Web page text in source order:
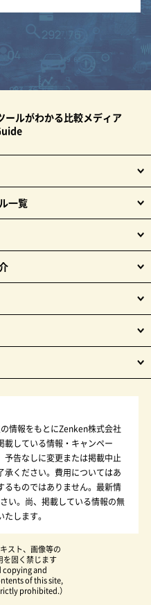
ールがわかる比較メディア
一覧
情報をもとにZenken株式会社
載している情報・キャンペー
予告なしに変更または掲載中止
承ください。費用についてはあ
るものではありません。最新情
い。尚、掲載している情報の無
します。
スト、画像等の
を固く禁じます
copying and
of this site,
prohibited.）